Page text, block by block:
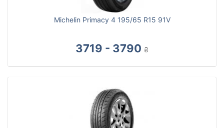
Michelin Primacy 4 195/65 R15 91V
3719 - 3790 ₴